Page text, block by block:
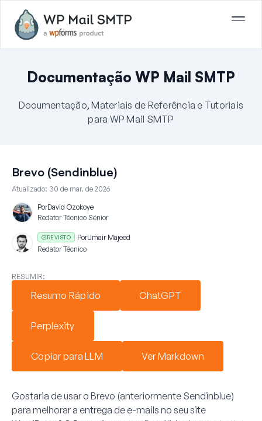
Documentação WP Mail SMTP
Documentação, Materiais de Referência e Tutoriais
para WP Mail SMTP
Brevo (Sendinblue)
Atualizado: 30 de mar. de 2026
PorDavid Ozokoye
Redator Técnico Sénior
REVISTO PorUmair Majeed
Redator Técnico
RESUMIR:
Resumo Rápido ChatGPT
Perplexity
Copiar para LLM Ver Markdown
Gostaria de usar o Brevo (anteriormente Sendinblue)
para melhorar a entrega de e-mails no seu site